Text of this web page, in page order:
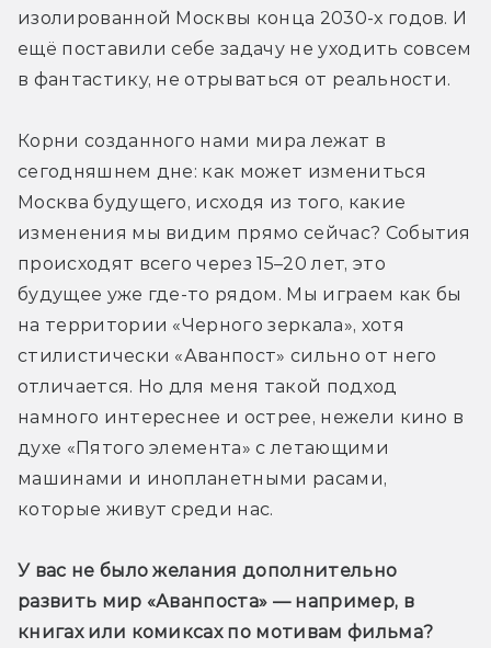
изолированной Москвы конца 2030-х годов. И
ещё поставили себе задачу не уходить совсем
в фантастику, не отрываться от реальности.
Корни созданного нами мира лежат в
сегодняшнем дне: как может измениться
Москва будущего, исходя из того, какие
изменения мы видим прямо сейчас? События
происходят всего через 15–20 лет, это
будущее уже где-то рядом. Мы играем как бы
на территории «Черного зеркала», хотя
стилистически «Аванпост» сильно от него
отличается. Но для меня такой подход
намного интереснее и острее, нежели кино в
духе «Пятого элемента» с летающими
машинами и инопланетными расами,
которые живут среди нас.
У вас не было желания дополнительно
развить мир «Аванпоста» — например, в
книгах или комиксах по мотивам фильма?